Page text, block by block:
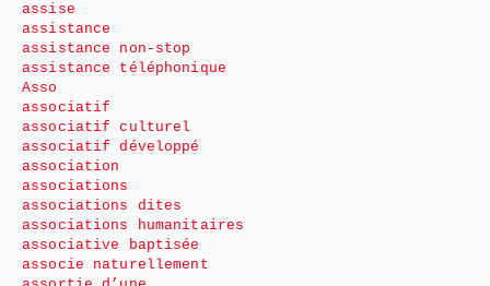
assise
assistance
assistance non-stop
assistance téléphonique
Asso
associatif
associatif culturel
associatif développé
association
associations
associations dites
associations humanitaires
associative baptisée
associe naturellement